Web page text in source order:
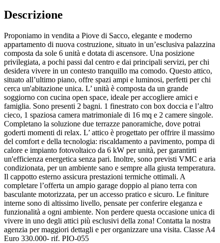
Descrizione
Proponiamo in vendita a Piove di Sacco, elegante e moderno
appartamento di nuova costruzione, situato in un’esclusiva palazzina
composta da sole 6 unità e dotata di ascensore. Una posizione
privilegiata, a pochi passi dal centro e dai principali servizi, per chi
desidera vivere in un contesto tranquillo ma comodo. Questo attico,
situato all’ultimo piano, offre spazi ampi e luminosi, perfetti per chi
cerca un'abitazione unica. L’ unità è composta da un grande
soggiorno con cucina open space, ideale per accogliere amici e
famiglia. Sono presenti 2 bagni. 1 finestrato con box doccia e l’altro
cieco, 1 spaziosa camera matrimoniale di 16 mq e 2 camere singole.
Completano la soluzione due terrazze panoramiche, dove potrai
goderti momenti di relax. L’ attico è progettato per offrire il massimo
del comfort e della tecnologia: riscaldamento a pavimento, pompa di
calore e impianto fotovoltaico da 6 kW per unità, per garantirti
un'efficienza energetica senza pari. Inoltre, sono previsti VMC e aria
condizionata, per un ambiente sano e sempre alla giusta temperatura.
Il cappotto esterno assicura prestazioni termiche ottimali. A
completare l’offerta un ampio garage doppio al piano terra con
basculante motorizzata, per un accesso pratico e sicuro. Le finiture
interne sono di altissimo livello, pensate per conferire eleganza e
funzionalità a ogni ambiente. Non perdere questa occasione unica di
vivere in uno degli attici più esclusivi della zona! Contatta la nostra
agenzia per maggiori dettagli e per organizzare una visita. Classe A4
Euro 330.000- rif. PIO-055